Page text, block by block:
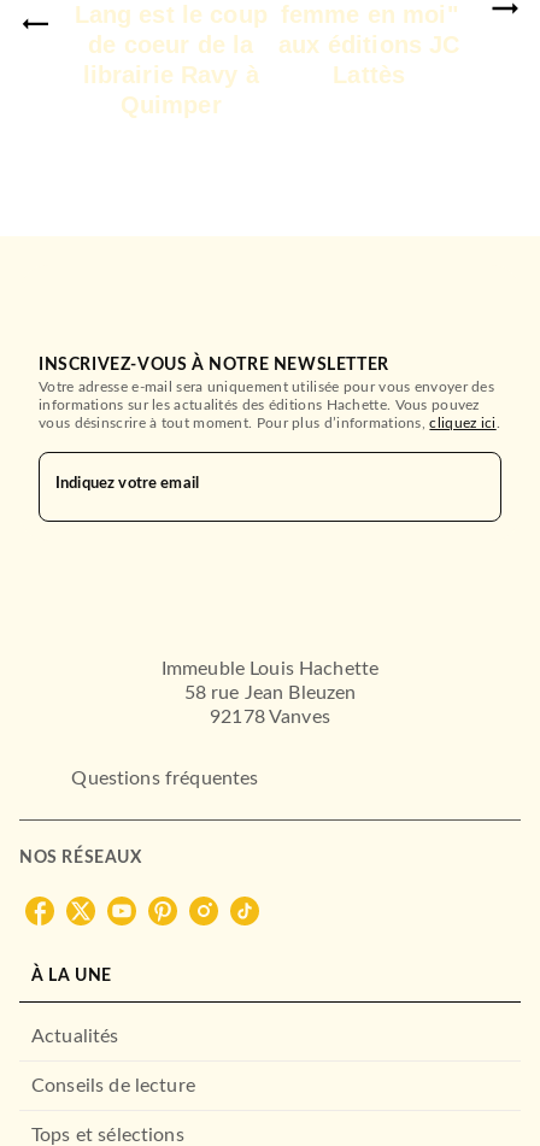
Lang est le coup
de coeur de la
librairie Ravy à
Quimper
femme en moi"
aux éditions JC
Lattès
INSCRIVEZ-VOUS À NOTRE NEWSLETTER
Votre adresse e-mail sera uniquement utilisée pour vous envoyer des
informations sur les actualités des éditions Hachette. Vous pouvez
vous désinscrire à tout moment. Pour plus d’informations,cliquez ici
Indiquez votre email
Immeuble Louis Hachette
58 rue Jean Bleuzen
92178 Vanves
Questions fréquentes
NOS RÉSEAUX
À LA UNE
Actualités
Conseils de lecture
Tops et sélections